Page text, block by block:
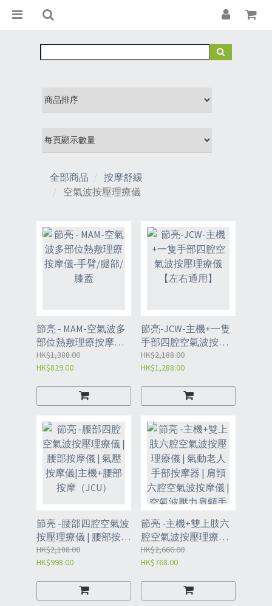
全部商品
按摩舒緩
空氣波按壓理療儀
節亮 - MAM-空氣波多
部位熱敷理療按摩儀-
手臂/腿部/膝蓋
HK$1,388.00
HK$829.00
節亮-JCW-主機+一隻
手部四腔空氣波按壓
理療儀【左右通用】
HK$2,188.00
HK$1,288.00
節亮 -腰部四腔空氣波
按壓理療儀 | 腰部按摩
儀 | 氣壓按摩儀|主機
+腰部按摩（JCU）
HK$2,188.00
HK$998.00
節亮 -主機+雙上肢六
腔空氣波按壓理療儀 |
氣動老人手部按摩器 |
肩頸六腔空氣波按摩
部氣壓按摩儀（JCO）
HK$2,666.00
HK$768.00